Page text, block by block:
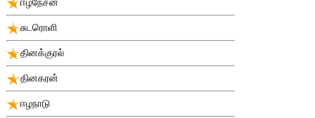
சுடரொளி
தினக்குரல்
தினகரன்
ஈழநாடு